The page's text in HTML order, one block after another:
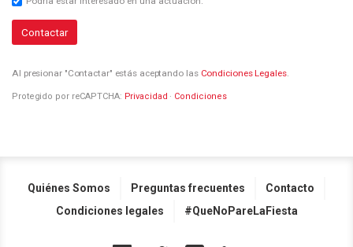
Contactar
Al presionar "Contactar" estás aceptando las Condiciones Legales.
Protegido por reCAPTCHA: Privacidad · Condiciones
Quiénes Somos Preguntas frecuentes
Contacto
Condiciones legales
#QueNoPareLaFiesta